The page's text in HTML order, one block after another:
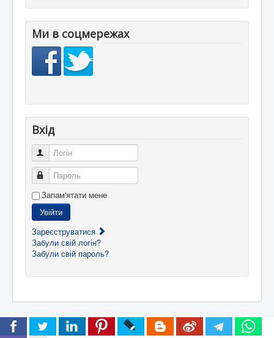
Ми в соцмережах
Вхід
Логін
Пароль
Запам'ятати мене
Увійти
Зареєструватися
Забули свій логін?
Забули свій пароль?
Догори
© 2025 Нове життя